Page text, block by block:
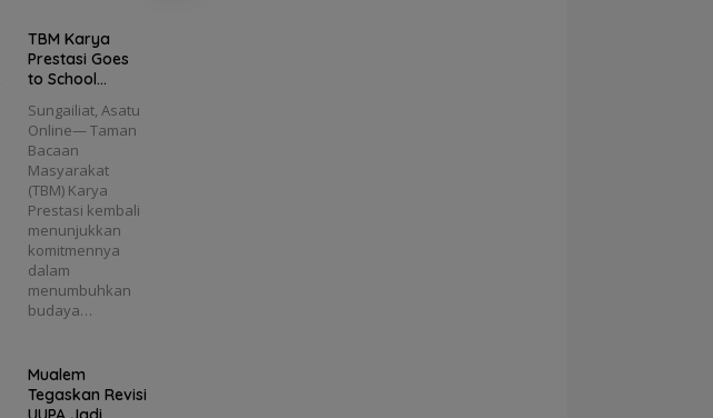
TBM Karya
Prestasi Goes
to School
Semangat
Literasi di MTs
Plus Bahrul
Ulum Sungailiat
Sungailiat, Asatu
Online— Taman
Bacaan
Masyarakat
(TBM) Karya
Prestasi kembali
menunjukkan
komitmennya
dalam
menumbuhkan
budaya…
Mualem
Tegaskan Revisi